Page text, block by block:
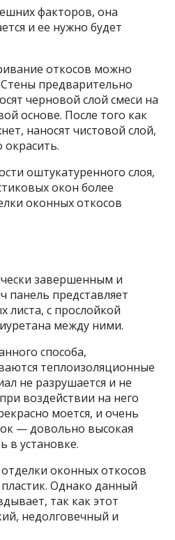
факторов, она
и ее нужно будет
откосов можно
предварительно
черновой слой смеси на
основе. После того как
наносят чистовой слой,
оштукатуренного слоя,
окон более
оконных откосов
завершенным и
панель представляет
листа, с прослойкой
между ними.
способа,
теплоизоляционные
не разрушается и не
воздействии на него
моется, и очень
— довольно высокая
в установке.
оконных откосов
Однако данный
так как этот
недолговечный и